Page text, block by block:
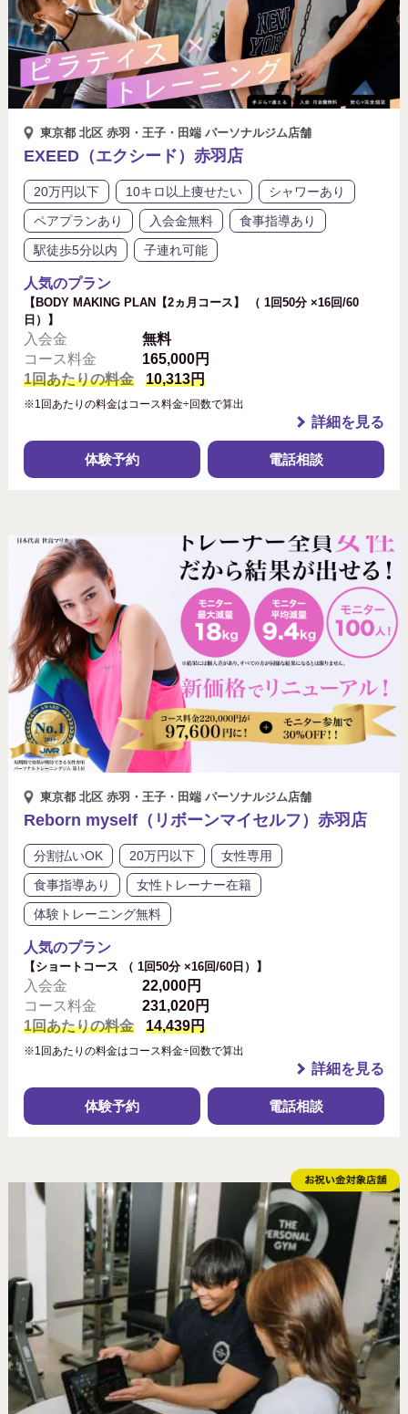
東京都 北区 赤羽・王子・田端 パーソナルジム店舗
EXEED（エクシード）赤羽店
20万円以下 10キロ以上痩せたい
シャワーあり
ペアプランあり
入会金無料
食事指導あり
駅徒歩5分以内
子連れ可能
人気のプラン
【BODY MAKING PLAN【2ヵ月コース】 （ 1回50分 ×16回/60
日）】
入会金
無料
コース料金
165,000円
1回あたりの料金
10,313円
※1回あたりの料金はコース料金÷回数で算出
詳細を見る
体験予約 電話相談
東京都 北区 赤羽・王子・田端 パーソナルジム店舗
Reborn myself（リボーンマイセルフ）赤羽店
分割払いOK 20万円以下
女性専用
食事指導あり
女性トレーナー在籍
体験トレーニング無料
人気のプラン
【ショートコース （ 1回50分 ×16回/60日）】
入会金
22,000円
コース料金
231,020円
1回あたりの料金
14,439円
※1回あたりの料金はコース料金÷回数で算出
詳細を見る
体験予約 電話相談